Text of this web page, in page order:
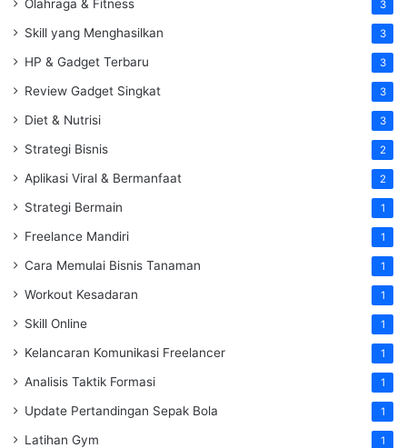
Olahraga & Fitness 3
Skill yang Menghasilkan 3
HP & Gadget Terbaru 3
Review Gadget Singkat 3
Diet & Nutrisi 3
Strategi Bisnis 2
Aplikasi Viral & Bermanfaat 2
Strategi Bermain 1
Freelance Mandiri 1
Cara Memulai Bisnis Tanaman 1
Workout Kesadaran 1
Skill Online 1
Kelancaran Komunikasi Freelancer 1
Analisis Taktik Formasi 1
Update Pertandingan Sepak Bola 1
Latihan Gym 1